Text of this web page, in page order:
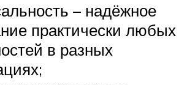
– надёжное
практически любых
в разных